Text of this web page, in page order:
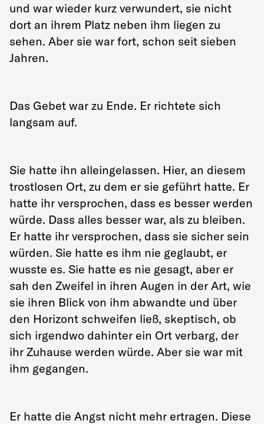
und war wieder kurz verwundert, sie nicht
dort an ihrem Platz neben ihm liegen zu
sehen. Aber sie war fort, schon seit sieben
Jahren.
Das Gebet war zu Ende. Er richtete sich
langsam auf.
Sie hatte ihn alleingelassen. Hier, an diesem
trostlosen Ort, zu dem er sie geführt hatte. Er
hatte ihr versprochen, dass es besser werden
würde. Dass alles besser war, als zu bleiben.
Er hatte ihr versprochen, dass sie sicher sein
würden. Sie hatte es ihm nie geglaubt, er
wusste es. Sie hatte es nie gesagt, aber er
sah den Zweifel in ihren Augen in der Art, wie
sie ihren Blick von ihm abwandte und über
den Horizont schweifen ließ, skeptisch, ob
sich irgendwo dahinter ein Ort verbarg, der
ihr Zuhause werden würde. Aber sie war mit
ihm gegangen.
Er hatte die Angst nicht mehr ertragen. Diese